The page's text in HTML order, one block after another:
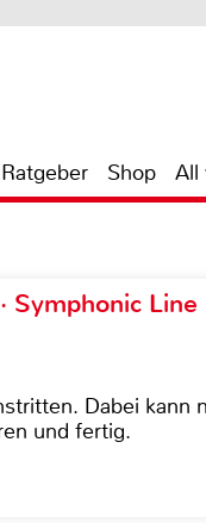
Ratgeber Shop All
Symphonic
Dabei kann
und fertig.